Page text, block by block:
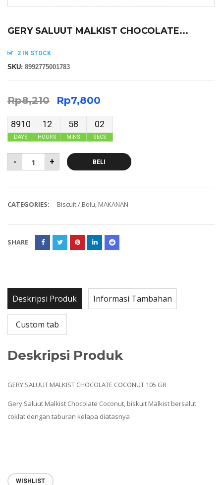
GERY SALUUT MALKIST CHOCOLATE...
2 IN STOCK
SKU: 8992775001783
Rp8,210 Rp7,800
8910
DAYS
12
HOURS
58
MINS
02
SECS
- + BELI
CATEGORIES: Biscuit / Bolu, MAKANAN
SHARE
Deskripsi Produk Informasi Tambahan
Custom tab
Deskripsi Produk
GERY SALUUT MALKIST CHOCOLATE COCONUT 105 GR
Gery Saluut Malkist Chocolate Coconut, biskuit Malkist bersalut
coklat dengan taburan kelapa diatasnya
WISHLIST